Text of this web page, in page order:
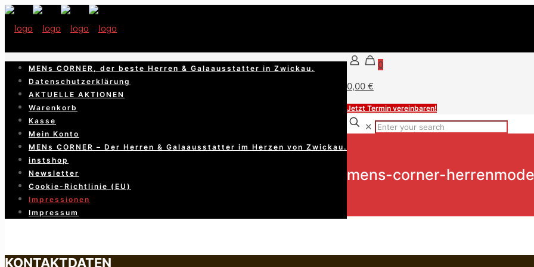
MENs CORNER, der beste Herren & Galaausstatter in Zwickau.
Datenschutzerklärung
AKTUELLE AKTIONEN
Warenkorb
Kasse
Mein Konto
MENs CORNER – Der Herren & Galaausstatter im Herzen von Zwickau.
instshop
Newsletter
Cookie-Richtlinie (EU)
Impressionen
Impressum
0
0,00 €
Jetzt Termin vereinbaren!
✕
mens-corner-
KONTAKTDATEN